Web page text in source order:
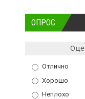
ОПРОС
Отлично
Хорошо
Неплохо